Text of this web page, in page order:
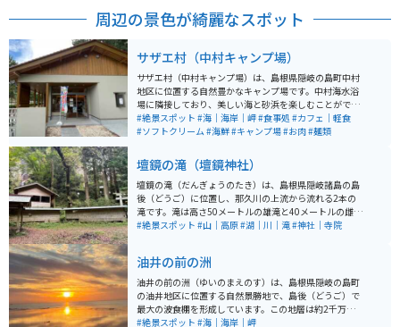
周辺の景色が綺麗なスポット
サザエ村（中村キャンプ場）
サザエ村（中村キャンプ場）は、島根県隠岐の島町中村
地区に位置する自然豊かなキャンプ場です。中村海水浴
場に隣接しており、美しい海と砂浜を楽しむことができ
ます。キャンプ場には約50張のテントスペースがあり、
水道やトイレ、シャワーなどの設備が整っています。 名
設され、地元の海産物を味わうことができます。また、
海水浴や観光船での白島崎やよろい岩めぐりも楽しめる
ため、アウトドアを満喫するのに最適なスポットです。
隠岐の自然と食を同時に堪能できるため、観光客にも人
気があります。
#絶景スポット #海｜海岸｜岬#食事処 #カフェ｜軽食
#ソフトクリーム#海鮮#キャンプ場#お肉#麺類
壇鏡の滝（壇鏡神社）
壇鏡の滝（だんぎょうのたき）は、島根県隠岐諸島の島
後（どうご）に位置し、那久川の上流から流れる2本の
滝です。滝は高さ50メートルの雄滝と40メートルの雌滝
から成り、それぞれの滝の間には壇鏡神社が鎮座してい
選ばれています。また、湧き水は「名水百選」に選定さ
れ、生活用水や農業にも利用されています。毎年9月1日
には八朔祭が行われ、地域の伝統文化とも深く結びつい
ています。隠岐の自然美と信仰が融合するこのスポット
は、スピリチュアルな場所としても人気があります。
#絶景スポット #山｜高原#湖｜川｜滝#神社｜寺院
油井の前の洲
油井の前の洲（ゆいのまえのす）は、島根県隠岐の島町
の油井地区に位置する自然景勝地で、島後（どうご）で
最大の波食棚を形成しています。この地層は約2千万年前
に日本海が湖だった時代にできたもので、特殊な地質が
#絶景スポット #海｜海岸｜岬